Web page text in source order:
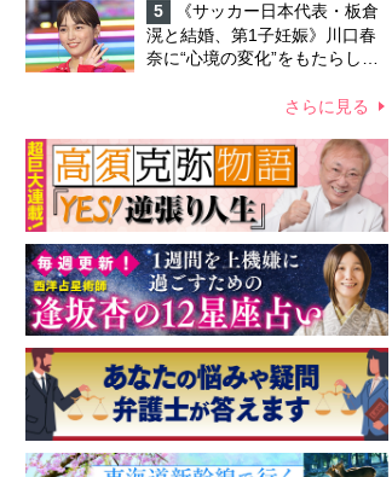
5
《サッカー日本代表・板倉
滉と結婚、第1子妊娠》川口春
奈に“心境の変化”をもたらした
って「がんに蝕まれる母」を演
さらに見る